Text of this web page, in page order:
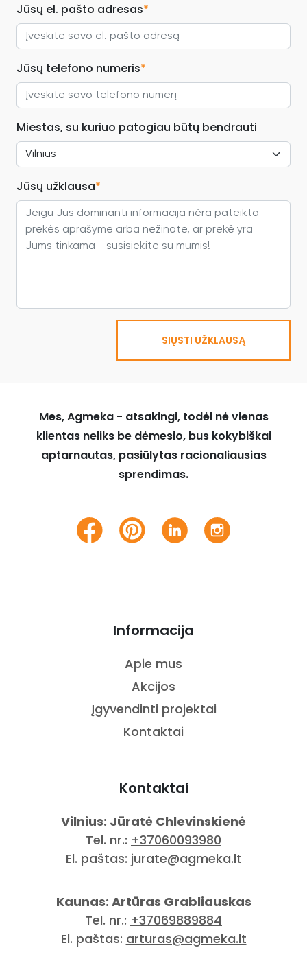
Jūsų el. pašto adresas*
Jūsų telefono numeris*
Miestas, su kuriuo patogiau būtų bendrauti
Jūsų užklausa*
SIŲSTI UŽKLAUSĄ
Mes, Agmeka - atsakingi, todėl nė vienas
klientas neliks be dėmesio, bus kokybiškai
aptarnautas, pasiūlytas racionaliausias
sprendimas.
Informacija
Apie mus
Akcijos
Įgyvendinti projektai
Kontaktai
Kontaktai
Vilnius: Jūratė Chlevinskienė
Tel. nr.: +37060093980
El. paštas: jurate@agmeka.lt
Kaunas: Artūras Grabliauskas
Tel. nr.: +37069889884
El. paštas: arturas@agmeka.lt